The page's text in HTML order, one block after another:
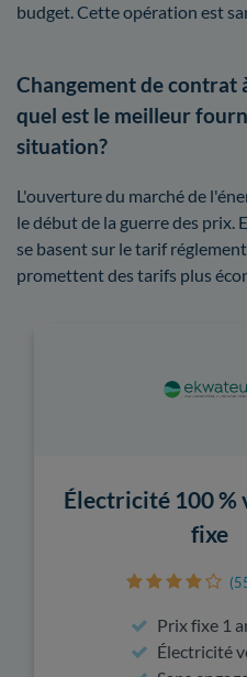
budget. Cette opération est
Changement de contrat
quel est le meilleur
situation?
L'ouverture du marché de
le début de la guerre des prix.
se basent sur le tarif
promettent des tarifs plus
Électricité 100 %
fixe
Prix fixe 1
Électricité